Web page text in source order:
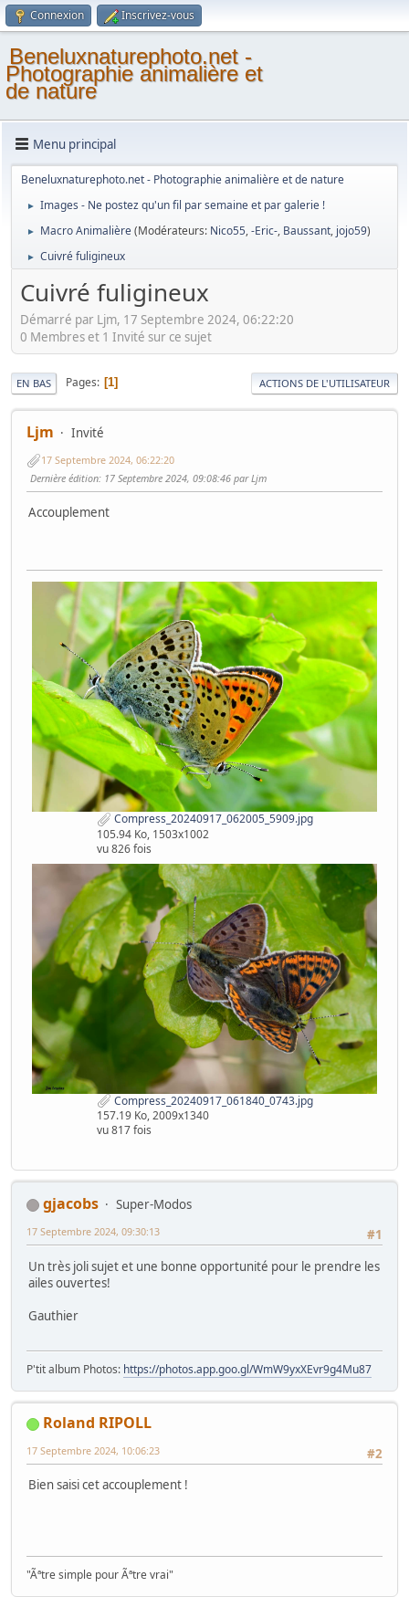
Connexion Inscrivez-vous
Beneluxnaturephoto.net -
Photographie animalière et
de nature
Menu principal
Beneluxnaturephoto.net - Photographie animalière et de nature
► Images - Ne postez qu'un fil par semaine et par galerie !
► Macro Animalière(Modérateurs: Nico55,-Eric-, Baussant, jojo59)
► Cuivré fuligineux
Cuivré fuligineux
Démarré par Ljm, 17 Septembre 2024, 06:22:20
0 Membres et 1 Invité sur ce sujet
EN BAS Pages 1 ACTIONS DE L'UTILISATEUR
Ljm Invité
17 Septembre 2024, 06:22:20
Dernière édition: 17 Septembre 2024, 09:08:46 par Ljm
Accouplement
Compress_20240917_062005_5909.jpg
105.94 Ko, 1503x1002
vu 826 fois
Compress_20240917_061840_0743.jpg
157.19 Ko, 2009x1340
vu 817 fois
gjacobs
Super-Modos
#1
17 Septembre 2024, 09:30:13
Un très joli sujet et une bonne opportunité pour le prendre les
ailes ouvertes!
Gauthier
P'tit album Photos: https://photos.app.goo.gl/WmW9yxXEvr9g4Mu87
Roland RIPOLL
#2
17 Septembre 2024, 10:06:23
Bien saisi cet accouplement !
"Ãªtre simple pour Ãªtre vrai"